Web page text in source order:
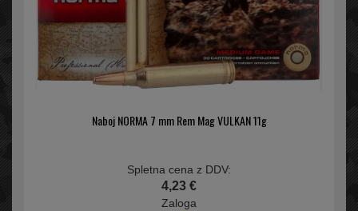
Naboj NORMA 7 mm Rem Mag VULKAN 11g
Spletna cena z DDV:
4,23 €
Zaloga